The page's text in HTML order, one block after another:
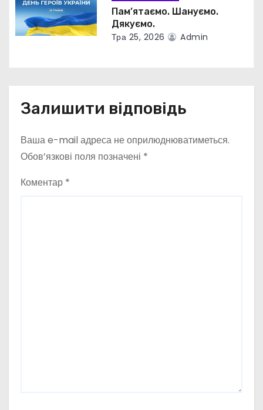
Пам’ятаємо. Шануємо.
Дякуємо.
Тра 25, 2026 Admin
Залишити відповідь
Ваша e-mail адреса не оприлюднюватиметься.
Обов’язкові поля позначені *
Коментар *